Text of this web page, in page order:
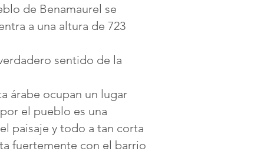
de Benamaurel se
a una altura de 723
sentido de la
árabe ocupan un lugar
el pueblo es una
paisaje y todo a tan corta
fuertemente con el barrio